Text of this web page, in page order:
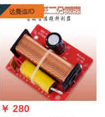
ンページ
￥ 280